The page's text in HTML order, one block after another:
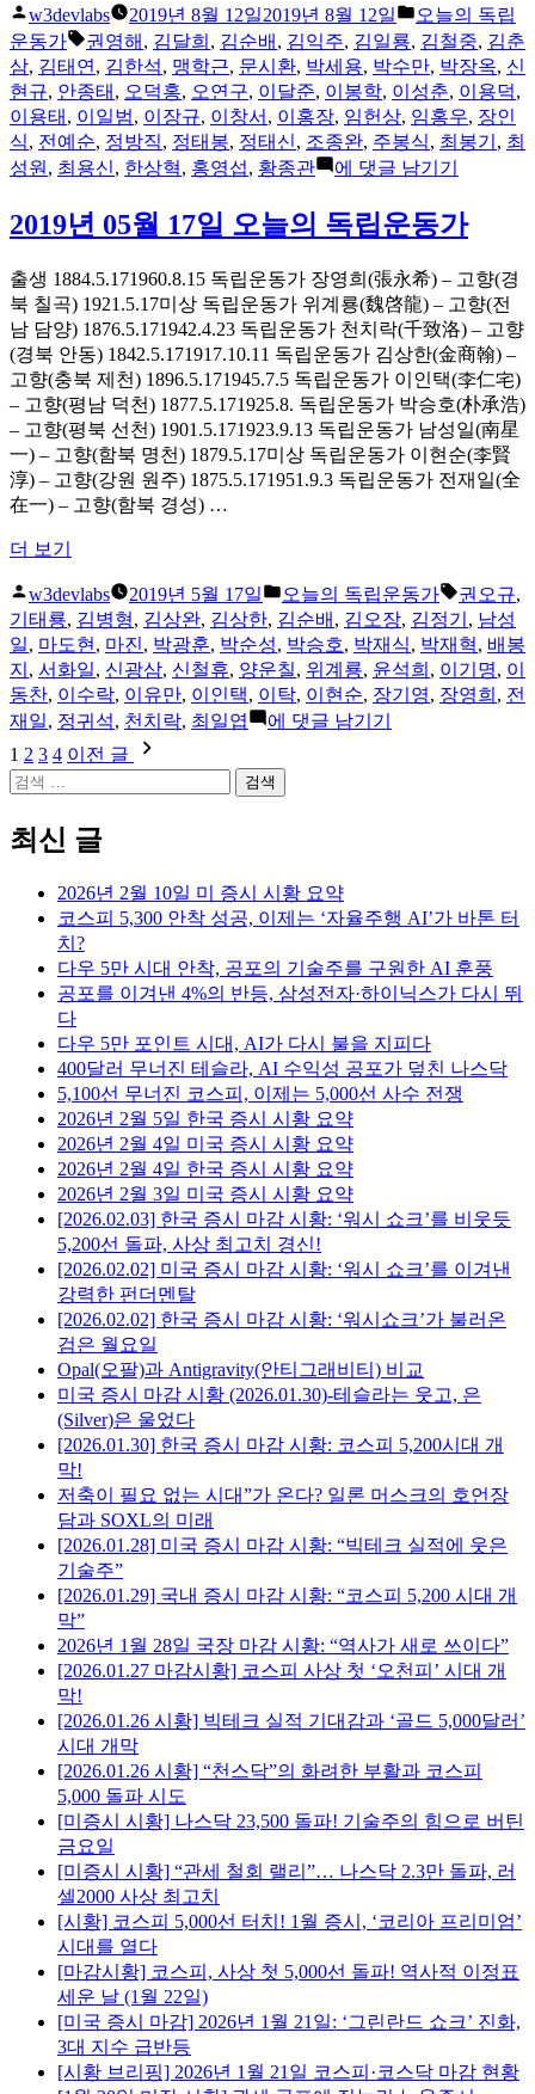
08
월
12
일
오
늘
의
독
립
운
가”
올
린
이:
w3devlabs 2019년 8월 12일2019년 8월 12일
게
시
됨:
오늘의 독립
운동가
태
그:
권영해 , 김달희 , 김순배 , 김익주, 김일룡, 김철중, 김춘
삼, 김태연 , 김한석, 맹학근, 문시환, 박세용, 박수만, 박장옥, 신
현규, 안종태 , 오덕홍, 오연구, 이달준, 이봉학, 이성춘, 이용덕,
이용태 , 이일범, 이장규, 이창서 , 이홍장, 임헌상, 임홍우, 장인
식, 전예순, 정방직, 정태봉, 정태신, 조종완, 주봉식, 최봉기 , 최
성원 , 최용신, 한상혁, 홍영섭, 황종관
2019
08
월
일
오
늘
의
독
립
운
동
가
에 댓글 남기기
2019년 05월 17일 오늘의 독립운동가
출생 1884.5.171960.8.15 독립운동가 장영희(張永希) – 고향(경
북 칠곡) 1921.5.17미상 독립운동가 위계룡(魏啓龍) – 고향(전
남 담양) 1876.5.171942.4.23 독립운동가 천치락(千致洛) – 고향
(경북 안동) 1842.5.171917.10.11 독립운동가 김상한(金商翰) –
고향(충북 제천) 1896.5.171945.7.5 독립운동가 이인택(李仁宅)
– 고향(평남 덕천) 1877.5.171925.8. 독립운동가 박승호(朴承浩)
– 고향(평북 선천) 1901.5.171923.9.13 독립운동가 남성일(南星
一) – 고향(함북 명천) 1879.5.17미상 독립운동가 이현순(李賢
淳) – 고향(강원 원주) 1875.5.171951.9.3 독립운동가 전재일(全
在一) – 고향(함북 경성) …
더 보기
05
월
17
일
오
늘
독
동
올
린
이:
w3devlabs 2019년 5월 17일
게
시
됨:
오늘의 독립운동가
태
그:
권오규,
기태룡, 김병형, 김상완, 김상한, 김순배 , 김오장, 김정기 , 남성
일, 마도현 , 마진, 박광훈, 박순성, 박승호, 박재식, 박재혁, 배봉
지 , 서화일, 신광삼, 신철휴, 양운칠, 위계룡, 윤석희 , 이기명, 이
동찬, 이수락, 이유만, 이인택, 이탁, 이현순, 장기영, 장영희 , 전
재일, 정귀석, 천치락, 최일엽
2019
05
월
늘
의
독
립
운
동
가
에 댓글 남기기
글
페
이
1 2 3 4 이전 글
검
최신 글
2026년 2월 10일 미 증시 시황 요약
코스피 5,300 안착 성공, 이제는 ‘자율주행 AI’가 바톤 터
치?
다우 5만 시대 안착, 공포의 기술주를 구원한 AI 훈풍
공포를 이겨낸 4%의 반등, 삼성전자·하이닉스가 다시 뛰
다
다우 5만 포인트 시대, AI가 다시 불을 지피다
400달러 무너진 테슬라, AI 수익성 공포가 덮친 나스닥
5,100선 무너진 코스피, 이제는 5,000선 사수 전쟁
2026년 2월 5일 한국 증시 시황 요약
2026년 2월 4일 미국 증시 시황 요약
2026년 2월 4일 한국 증시 시황 요약
2026년 2월 3일 미국 증시 시황 요약
[2026.02.03] 한국 증시 마감 시황: ‘워시 쇼크’를 비웃듯
5,200선 돌파, 사상 최고치 경신!
[2026.02.02] 미국 증시 마감 시황: ‘워시 쇼크’를 이겨낸
강력한 펀더멘탈
[2026.02.02] 한국 증시 마감 시황: ‘워시쇼크’가 불러온
검은 월요일
Opal(오팔)과 Antigravity(안티그래비티) 비교
미국 증시 마감 시황 (2026.01.30)-테슬라는 웃고, 은
(Silver)은 울었다
[2026.01.30] 한국 증시 마감 시황: 코스피 5,200시대 개
막!
저축이 필요 없는 시대”가 온다? 일론 머스크의 호언장
담과 SOXL의 미래
[2026.01.28] 미국 증시 마감 시황: “빅테크 실적에 웃은
기술주”
[2026.01.29] 국내 증시 마감 시황: “코스피 5,200 시대 개
막”
2026년 1월 28일 국장 마감 시황: “역사가 새로 쓰이다”
[2026.01.27 마감시황] 코스피 사상 첫 ‘오천피’ 시대 개
막!
[2026.01.26 시황] 빅테크 실적 기대감과 ‘골드 5,000달러’
시대 개막
[2026.01.26 시황] “천스닥”의 화려한 부활과 코스피
5,000 돌파 시도
[미증시 시황] 나스닥 23,500 돌파! 기술주의 힘으로 버틴
금요일
[미증시 시황] “관세 철회 랠리”… 나스닥 2.3만 돌파, 러
셀2000 사상 최고치
[시황] 코스피 5,000선 터치! 1월 증시, ‘코리아 프리미엄’
시대를 열다
[마감시황] 코스피, 사상 첫 5,000선 돌파! 역사적 이정표
세운 날 (1월 22일)
[미국 증시 마감] 2026년 1월 21일: ‘그린란드 쇼크’ 진화,
3대 지수 급반등
[시황 브리핑] 2026년 1월 21일 코스피·코스닥 마감 현황